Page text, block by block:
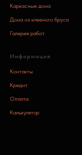
Каркасные дома
Дома из клееного бруса
Галерея работ
Информация
Контакты
Кредит
Оплата
Калькулятор